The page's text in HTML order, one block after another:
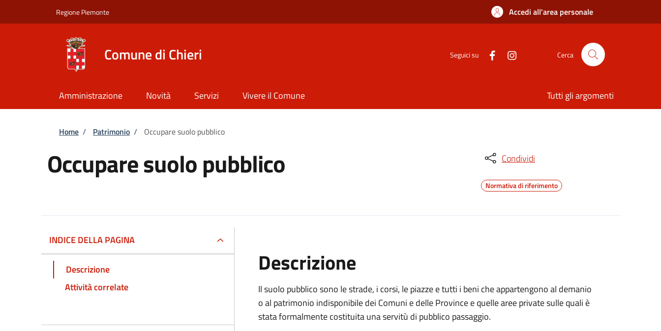
Regione Piemonte Accedi all'area personale
Comune di Chieri Seguici su Cerca
Amministrazione Novità Servizi Vivere il Comune Tutti gli argomenti
Briciole di pane
Home / Patrimonio / Occupare suolo pubblico
Occupare suolo pubblico Condividi
Normativa di riferimento
INDICE DELLA PAGINA
Descrizione
Attività correlate
Descrizione
Il suolo pubblico sono le strade, i corsi, le piazze e tutti i beni che appartengono al demanio
o al patrimonio indisponibile dei Comuni e delle Province e quelle aree private sulle quali è
stata formalmente costituita una servitù di pubblico passaggio.